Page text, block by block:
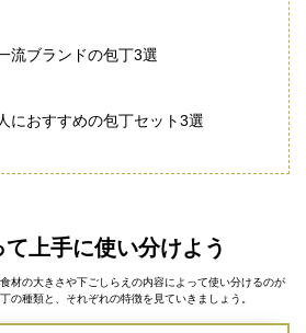
流ブランドの包丁3選
におすすめの包丁セット3選
上手に使い分けよう
材の大きさや下ごしらえの内容によって使い分けるのが
の種類と、それぞれの特徴を見ていきましょう。